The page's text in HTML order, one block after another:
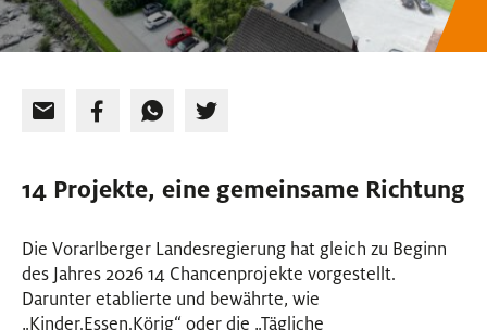
14 Projekte, eine gemeinsame Richtung
Die Vorarlberger Landesregierung hat gleich zu Beginn
des Jahres 2026 14 Chancenprojekte vorgestellt.
Darunter etablierte und bewährte, wie
„Kinder.Essen.Körig“ oder die „Tägliche